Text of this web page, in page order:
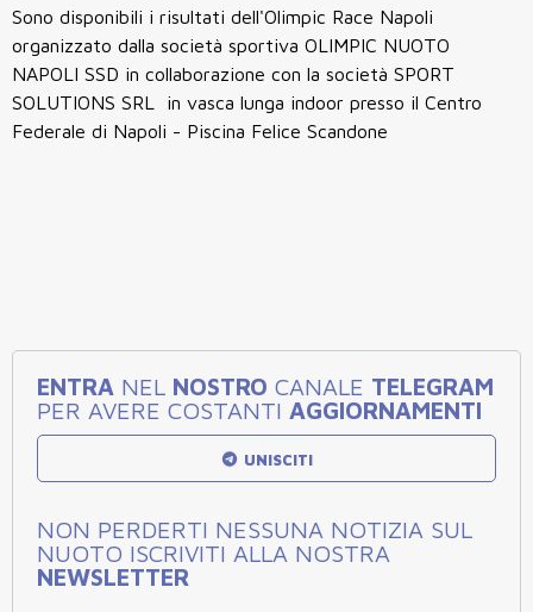
Sono disponibili i risultati dell'Olimpic Race Napoli
organizzato dalla società sportiva OLIMPIC NUOTO
NAPOLI SSD in collaborazione con la società SPORT
SOLUTIONS SRL in vasca lunga indoor presso il Centro
Federale di Napoli - Piscina Felice Scandone
ENTRA NEL NOSTRO CANALE TELEGRAM
PER AVERE COSTANTI AGGIORNAMENTI
UNISCITI
NON PERDERTI NESSUNA NOTIZIA SUL
NUOTO ISCRIVITI ALLA NOSTRA
NEWSLETTER